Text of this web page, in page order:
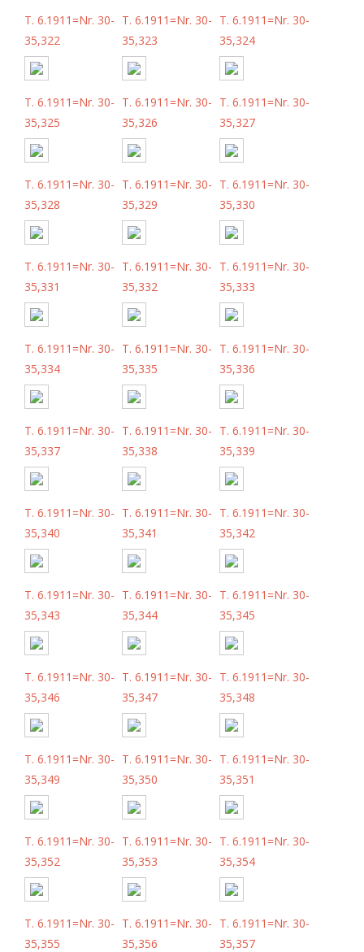
T. 6.1911=Nr. 30-
35,322
T. 6.1911=Nr. 30-
35,323
T. 6.1911=Nr. 30-
35,324
T. 6.1911=Nr. 30-
35,325
T. 6.1911=Nr. 30-
35,326
T. 6.1911=Nr. 30-
35,327
T. 6.1911=Nr. 30-
35,328
T. 6.1911=Nr. 30-
35,329
T. 6.1911=Nr. 30-
35,330
T. 6.1911=Nr. 30-
35,331
T. 6.1911=Nr. 30-
35,332
T. 6.1911=Nr. 30-
35,333
T. 6.1911=Nr. 30-
35,334
T. 6.1911=Nr. 30-
35,335
T. 6.1911=Nr. 30-
35,336
T. 6.1911=Nr. 30-
35,337
T. 6.1911=Nr. 30-
35,338
T. 6.1911=Nr. 30-
35,339
T. 6.1911=Nr. 30-
35,340
T. 6.1911=Nr. 30-
35,341
T. 6.1911=Nr. 30-
35,342
T. 6.1911=Nr. 30-
35,343
T. 6.1911=Nr. 30-
35,344
T. 6.1911=Nr. 30-
35,345
T. 6.1911=Nr. 30-
35,346
T. 6.1911=Nr. 30-
35,347
T. 6.1911=Nr. 30-
35,348
T. 6.1911=Nr. 30-
35,349
T. 6.1911=Nr. 30-
35,350
T. 6.1911=Nr. 30-
35,351
T. 6.1911=Nr. 30-
35,352
T. 6.1911=Nr. 30-
35,353
T. 6.1911=Nr. 30-
35,354
T. 6.1911=Nr. 30-
35,355
T. 6.1911=Nr. 30-
35,356
T. 6.1911=Nr. 30-
35,357